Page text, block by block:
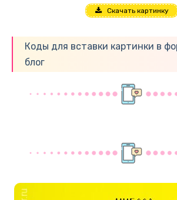
Скачать картинку
Коды для вставки картинки в
блог